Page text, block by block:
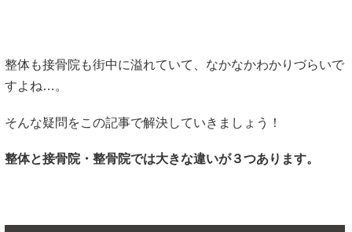
整体も接骨院も街中に溢れていて、なかなかわかりづらいで
すよね…。
そんな疑問をこの記事で解決していきましょう！
整体と接骨院・整骨院では大きな違いが３つあります。